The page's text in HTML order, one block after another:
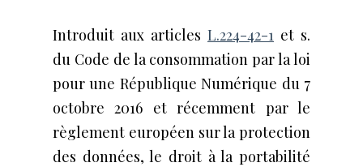
Introduit aux articles L.224-42-1 et s.
du Code de la consommation par la loi
pour une République Numérique du 7
octobre 2016 et récemment par le
règlement européen sur la protection
des données, le droit à la portabilité